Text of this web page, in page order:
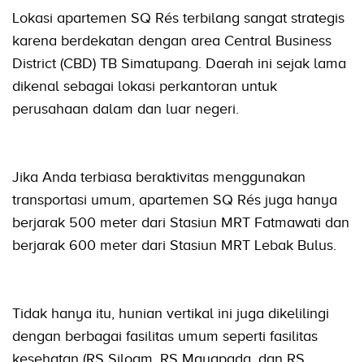
Lokasi apartemen SQ Rés terbilang sangat strategis
karena berdekatan dengan area Central Business
District (CBD) TB Simatupang. Daerah ini sejak lama
dikenal sebagai lokasi perkantoran untuk
perusahaan dalam dan luar negeri.
Jika Anda terbiasa beraktivitas menggunakan
transportasi umum, apartemen SQ Rés juga hanya
berjarak 500 meter dari Stasiun MRT Fatmawati dan
berjarak 600 meter dari Stasiun MRT Lebak Bulus.
Tidak hanya itu, hunian vertikal ini juga dikelilingi
dengan berbagai fasilitas umum seperti fasilitas